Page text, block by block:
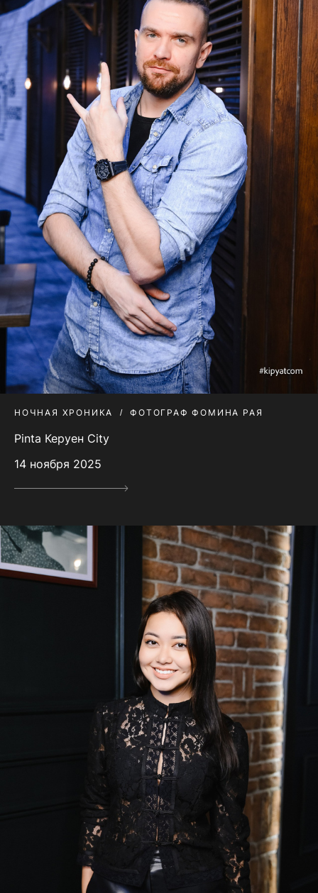
НОЧНАЯ ХРОНИКА ФОТОГРАФ ФОМИНА РАЯ
Pinta Керуен City
14 ноября 2025